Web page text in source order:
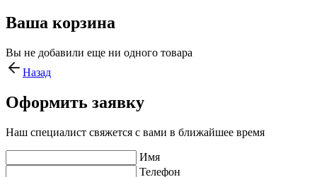
Ваша корзина
Вы не добавили еще ни одного товара
Назад
Оформить заявку
Наш специалист свяжется с вами в ближайшее время
Имя
Телефон